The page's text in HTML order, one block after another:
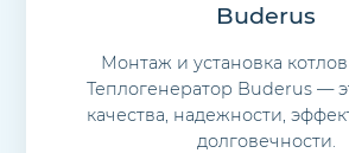
Buderus
Монтаж и установка
Теплогенератор Buderus —
качества, надежности,
долговечности.